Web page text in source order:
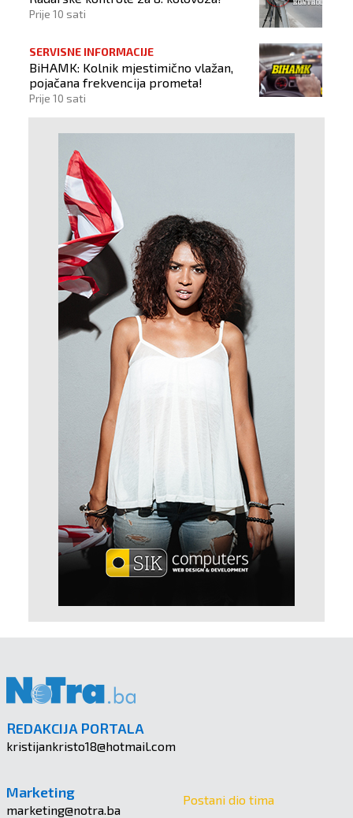
Prije 10 sati
SERVISNE INFORMACIJE
BiHAMK: Kolnik mjestimično vlažan,
pojačana frekvencija prometa!
Prije 10 sati
REDAKCIJA PORTALA
kristijankristo18@hotmail.com
Marketing
marketing@notra.ba
Postani dio tima